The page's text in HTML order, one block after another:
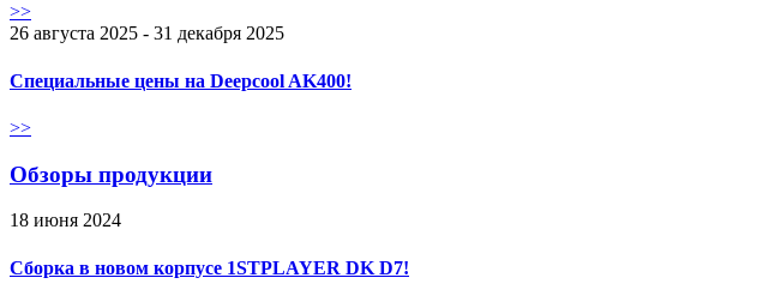
>>
26 августа 2025 - 31 декабря 2025
Специальные цены на Deepcool AK400!
>>
Обзоры продукции
18 июня 2024
Сборка в новом корпусе 1STPLAYER DK D7!